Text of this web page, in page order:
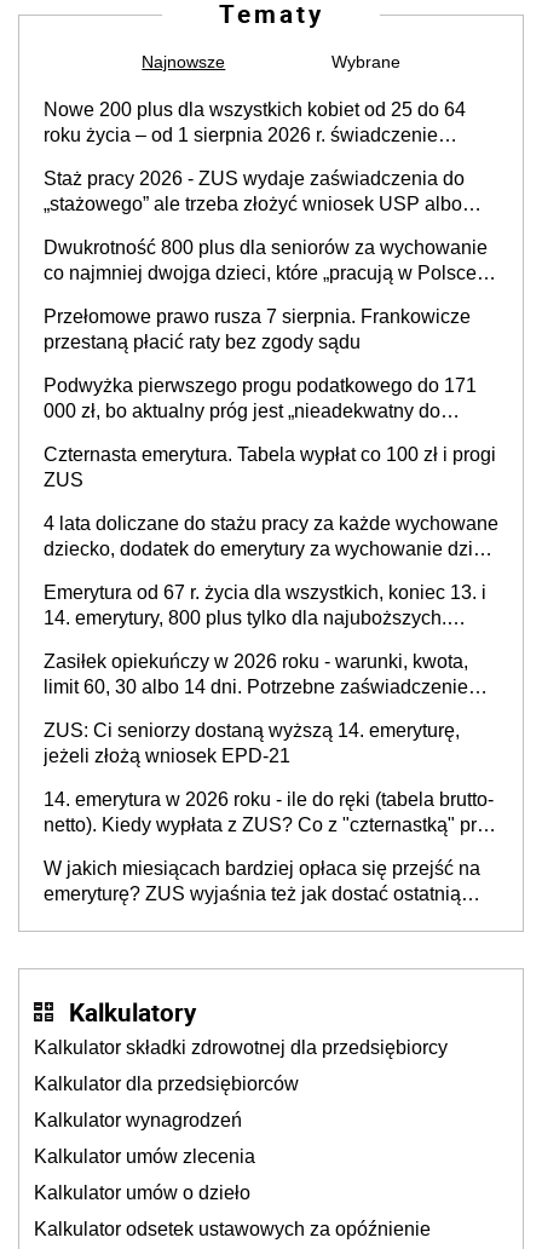
Tematy
Najnowsze Wybrane
Nowe 200 plus dla wszystkich kobiet od 25 do 64
roku życia – od 1 sierpnia 2026 r. świadczenie
Staż pracy 2026 - ZUS wydaje zaświadczenia do
„stażowego” ale trzeba złożyć wniosek USP albo
zaświadczenie z ZUS?
Dwukrotność 800 plus dla seniorów za wychowanie
co najmniej dwojga dzieci, które „pracują w Polsce i
podatków? Zapadła decyzja Sejmu
Przełomowe prawo rusza 7 sierpnia. Frankowicze
przestaną płacić raty bez zgody sądu
Podwyżka pierwszego progu podatkowego do 171
000 zł, bo aktualny próg jest „nieadekwatny do
Czternasta emerytura. Tabela wypłat co 100 zł i progi
ZUS
4 lata doliczane do stażu pracy za każde wychowane
dziecko, dodatek do emerytury za wychowanie dzieci
stanowisko sejmowej komisji
Emerytura od 67 r. życia dla wszystkich, koniec 13. i
14. emerytury, 800 plus tylko dla najuboższych.
polskich finansów publicznych
Zasiłek opiekuńczy w 2026 roku - warunki, kwota,
limit 60, 30 albo 14 dni. Potrzebne zaświadczenie
rodzicem i innym członkiem rodziny
ZUS: Ci seniorzy dostaną wyższą 14. emeryturę,
jeżeli złożą wniosek EPD-21
14. emerytura w 2026 roku - ile do ręki (tabela brutto-
netto). Kiedy wypłata z ZUS? Co z "czternastką" przy
W jakich miesiącach bardziej opłaca się przejść na
emeryturę? ZUS wyjaśnia też jak dostać ostatnią
Kalkulatory
Kalkulator składki zdrowotnej dla przedsiębiorcy
Kalkulator dla przedsiębiorców
Kalkulator wynagrodzeń
Kalkulator umów zlecenia
Kalkulator umów o dzieło
Kalkulator odsetek ustawowych za opóźnienie